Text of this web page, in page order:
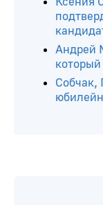
Андрей
Собчак,